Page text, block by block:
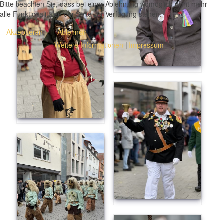
Bitte beachten Sie, dass bei einer Ablehnung womöglich nicht mehr
alle Funktionalitäten der Seite zur Verfügung stehen.
Akzeptieren
Ablehnen
Weitere Informationen | Impressum